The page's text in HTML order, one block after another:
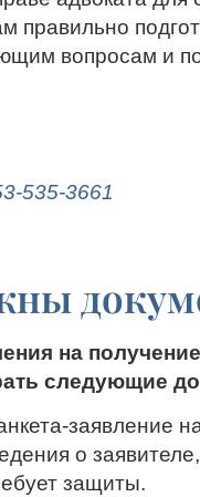
правильно
вопросам и
535-3661
на
следующие
заявление
о
защиты.